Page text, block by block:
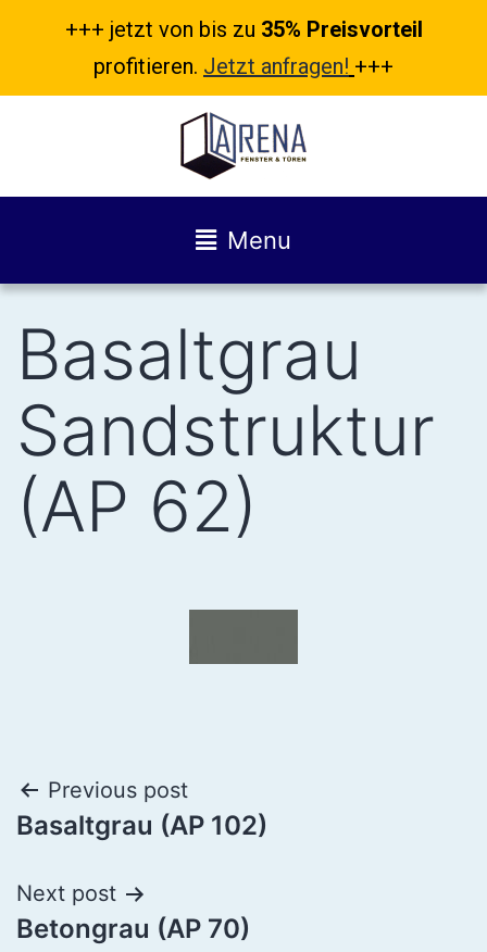
+++ jetzt von bis zu 35% Preisvorteil
profitieren. Jetzt anfragen! +++
Menu
Basaltgrau
Sandstruktur
(AP 62)
Previous post
Basaltgrau (AP 102)
Next post
Betongrau (AP 70)